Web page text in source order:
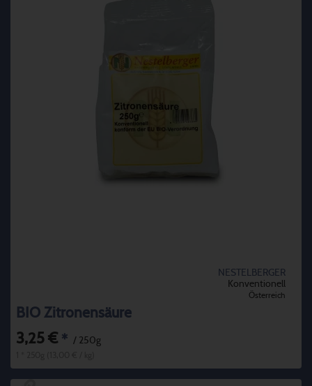
NESTELBERGER
Konventionell
Österreich
BIO Zitronensäure
3,25 € * / 250g